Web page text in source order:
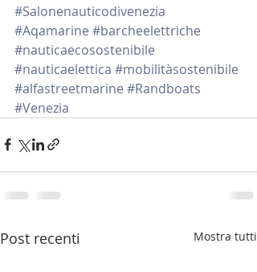
#Salonenauticodivenezia
#Aqamarine #barcheelettriche
#nauticaecosostenibile
#nauticaelettica #mobilitàsostenibile
#alfastreetmarine #Randboats
#Venezia
Post recenti Mostra tutti